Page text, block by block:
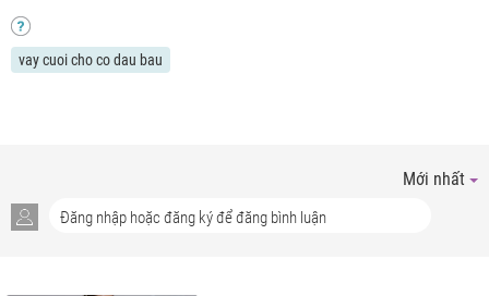
vay cuoi cho co dau bau
Mới nhất